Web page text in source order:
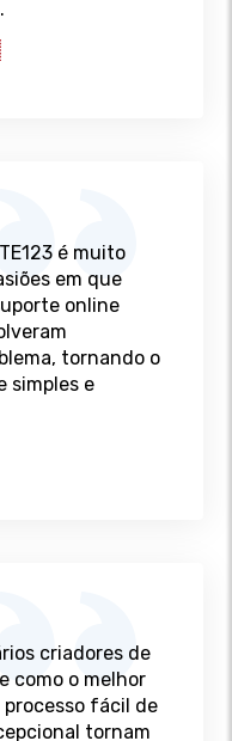
é muito
em que
online
tornando o
simples e
criadores de
como o melhor
processo fácil de
tornam